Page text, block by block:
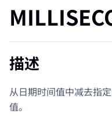
描述
从日期时间值中减去指
值。